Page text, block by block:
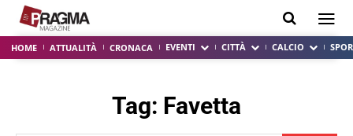
HOME ATTUALITÀ CRONACA EVENTI CITTÀ CALCIO
Tag: Favetta